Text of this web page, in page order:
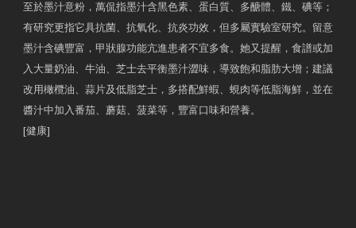
至於墨汁意粉，萬侃指墨汁含黑色素、蛋白質、多醣體、鐵、碘等；
有研究更指它具抗菌、抗氧化、抗炎功效，但多屬實驗室研究。留意
墨汁含碘豐富，甲狀腺功能亢進患者不宜多食。她又提醒，食譜或加
入大量奶油、牛油、芝士去平衡墨汁澀味，導致飽和脂肪大增；建議
改用橄欖油、蒜片及低脂芝士，多搭配鮮蝦、蜆肉等低脂海鮮，並在
醬汁中加入番茄、蘑菇、菠菜等，豐富口味和營養。
[健康]